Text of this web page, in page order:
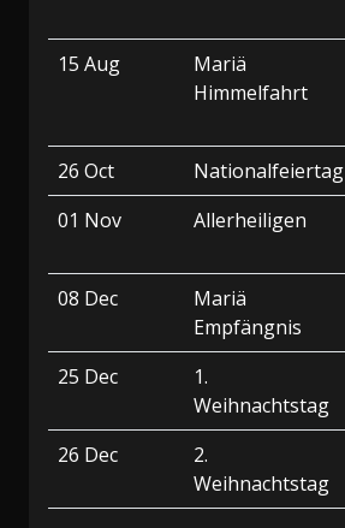
15 Aug
Mariä
Himmelfahrt
26 Oct
Nationalfeiertag
01 Nov
Allerheiligen
08 Dec
Mariä
Empfängnis
25 Dec
1.
Weihnachtstag
26 Dec
2.
Weihnachtstag